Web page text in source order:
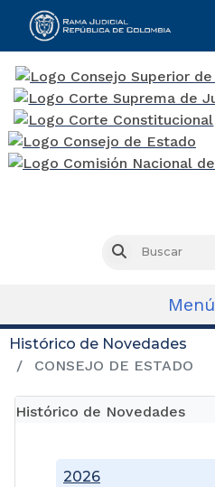
Buscar
Menú
Histórico de Novedades
CONSEJO DE ESTADO
Histórico de Novedades
2026